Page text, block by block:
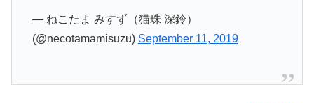
— ねこたま みすず（猫珠 深鈴）
(@necotamamisuzu) September 11, 2019